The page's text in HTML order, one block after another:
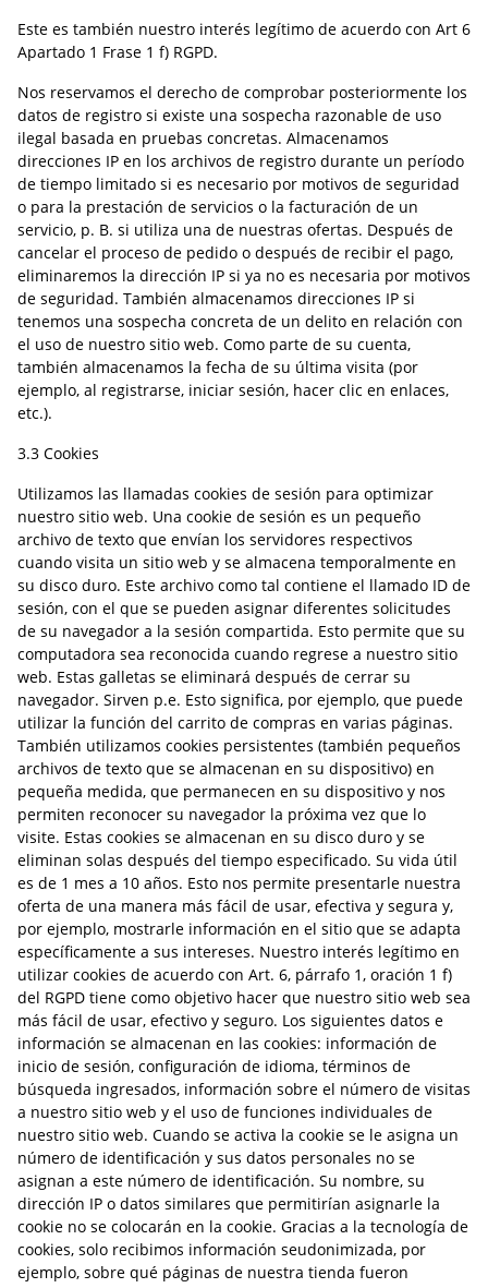
Este es también nuestro interés legítimo de acuerdo con Art 6
Apartado 1 Frase 1 f) RGPD.
Nos reservamos el derecho de comprobar posteriormente los
datos de registro si existe una sospecha razonable de uso
ilegal basada en pruebas concretas. Almacenamos
direcciones IP en los archivos de registro durante un período
de tiempo limitado si es necesario por motivos de seguridad
o para la prestación de servicios o la facturación de un
servicio, p. B. si utiliza una de nuestras ofertas. Después de
cancelar el proceso de pedido o después de recibir el pago,
eliminaremos la dirección IP si ya no es necesaria por motivos
de seguridad. También almacenamos direcciones IP si
tenemos una sospecha concreta de un delito en relación con
el uso de nuestro sitio web. Como parte de su cuenta,
también almacenamos la fecha de su última visita (por
ejemplo, al registrarse, iniciar sesión, hacer clic en enlaces,
etc.).
3.3 Cookies
Utilizamos las llamadas cookies de sesión para optimizar
nuestro sitio web. Una cookie de sesión es un pequeño
archivo de texto que envían los servidores respectivos
cuando visita un sitio web y se almacena temporalmente en
su disco duro. Este archivo como tal contiene el llamado ID de
sesión, con el que se pueden asignar diferentes solicitudes
de su navegador a la sesión compartida. Esto permite que su
computadora sea reconocida cuando regrese a nuestro sitio
web. Estas galletas se eliminará después de cerrar su
navegador. Sirven p.e. Esto significa, por ejemplo, que puede
utilizar la función del carrito de compras en varias páginas.
También utilizamos cookies persistentes (también pequeños
archivos de texto que se almacenan en su dispositivo) en
pequeña medida, que permanecen en su dispositivo y nos
permiten reconocer su navegador la próxima vez que lo
visite. Estas cookies se almacenan en su disco duro y se
eliminan solas después del tiempo especificado. Su vida útil
es de 1 mes a 10 años. Esto nos permite presentarle nuestra
oferta de una manera más fácil de usar, efectiva y segura y,
por ejemplo, mostrarle información en el sitio que se adapta
específicamente a sus intereses. Nuestro interés legítimo en
utilizar cookies de acuerdo con Art. 6, párrafo 1, oración 1 f)
del RGPD tiene como objetivo hacer que nuestro sitio web sea
más fácil de usar, efectivo y seguro. Los siguientes datos e
información se almacenan en las cookies: información de
inicio de sesión, configuración de idioma, términos de
búsqueda ingresados, información sobre el número de visitas
a nuestro sitio web y el uso de funciones individuales de
nuestro sitio web. Cuando se activa la cookie se le asigna un
número de identificación y sus datos personales no se
asignan a este número de identificación. Su nombre, su
dirección IP o datos similares que permitirían asignarle la
cookie no se colocarán en la cookie. Gracias a la tecnología de
cookies, solo recibimos información seudonimizada, por
ejemplo, sobre qué páginas de nuestra tienda fueron